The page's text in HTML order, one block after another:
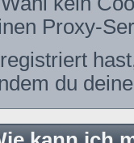
Proxy-
du